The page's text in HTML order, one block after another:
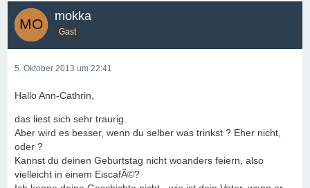
mokka
Gast
5. Oktober 2013 um 22:41
Hallo Ann-Cathrin,
das liest sich sehr traurig.
Aber wird es besser, wenn du selber was trinkst ? Eher nicht,
oder ?
Kannst du deinen Geburtstag nicht woanders feiern, also
vielleicht in einem EiscafÃ©?